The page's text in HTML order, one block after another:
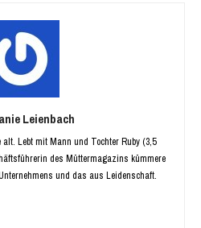
Leienbach
Lebt mit Mann und Tochter Ruby (3,5
des Müttermagazins kümmere
und das aus Leidenschaft.